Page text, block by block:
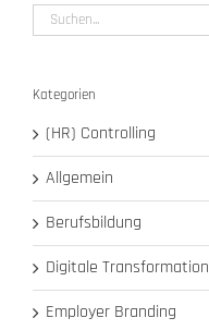
Suche
nach:
Kategorien
(HR) Controlling
Allgemein
Berufsbildung
Digitale Transformation
Employer Branding